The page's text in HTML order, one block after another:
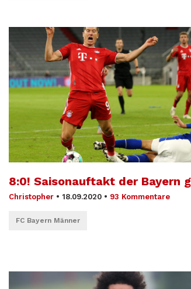
8:0! Saisonauftakt der Bayern
Christopher • 18.09.2020 • 93 Kommentare
FC Bayern Männer